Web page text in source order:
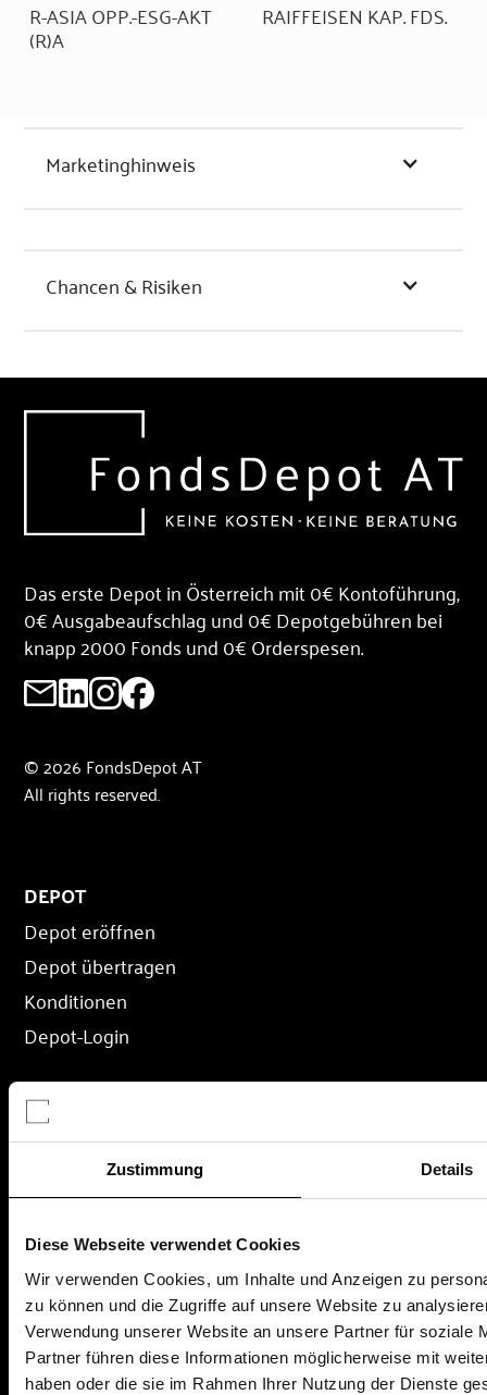
Zustimmung Details
Diese Webseite verwendet Cookies
Wir verwenden Cookies, um Inhalte und Anzeigen zu
zu können und die Zugriffe auf unsere Website zu
Verwendung unserer Website an unsere Partner für soziale
Partner führen diese Informationen möglicherweise mit
haben oder die sie im Rahmen Ihrer Nutzung der Dienste
R-ASIA OPP.-ESG-AKT
(R)A
RAIFFEISEN KAP. FDS.
Marketinghinweis
Chancen & Risiken
Das erste Depot in Österreich mit 0€ Kontoführung,
0€ Ausgabeaufschlag und 0€ Depotgebühren bei
knapp 2000 Fonds und 0€ Orderspesen.
© 2026 FondsDepot AT
All rights reserved.
DEPOT
Depot eröffnen
Depot übertragen
Konditionen
Depot-Login
FONDS
Fondssuche
Fondskategorien
Fondsgesellschaften
Fonds des Monat
RECHTLICHES